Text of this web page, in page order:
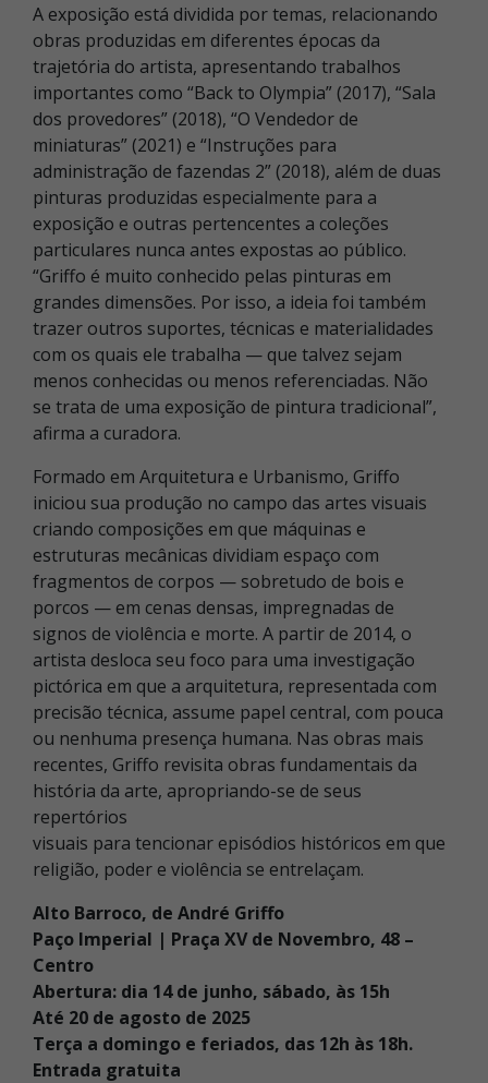
A exposição está dividida por temas, relacionando
obras produzidas em diferentes épocas da
trajetória do artista, apresentando trabalhos
importantes como “Back to Olympia” (2017), “Sala
dos provedores” (2018), “O Vendedor de
miniaturas” (2021) e “Instruções para
administração de fazendas 2” (2018), além de duas
pinturas produzidas especialmente para a
exposição e outras pertencentes a coleções
particulares nunca antes expostas ao público.
“Griffo é muito conhecido pelas pinturas em
grandes dimensões. Por isso, a ideia foi também
trazer outros suportes, técnicas e materialidades
com os quais ele trabalha — que talvez sejam
menos conhecidas ou menos referenciadas. Não
se trata de uma exposição de pintura tradicional”,
afirma a curadora.
Formado em Arquitetura e Urbanismo, Griffo
iniciou sua produção no campo das artes visuais
criando composições em que máquinas e
estruturas mecânicas dividiam espaço com
fragmentos de corpos — sobretudo de bois e
porcos — em cenas densas, impregnadas de
signos de violência e morte. A partir de 2014, o
artista desloca seu foco para uma investigação
pictórica em que a arquitetura, representada com
precisão técnica, assume papel central, com pouca
ou nenhuma presença humana. Nas obras mais
recentes, Griffo revisita obras fundamentais da
história da arte, apropriando-se de seus
repertórios
visuais para tencionar episódios históricos em que
religião, poder e violência se entrelaçam.
Alto Barroco, de André Griffo
Paço Imperial | Praça XV de Novembro, 48 –
Centro
Abertura: dia 14 de junho, sábado, às 15h
Até 20 de agosto de 2025
Terça a domingo e feriados, das 12h às 18h.
Entrada gratuita